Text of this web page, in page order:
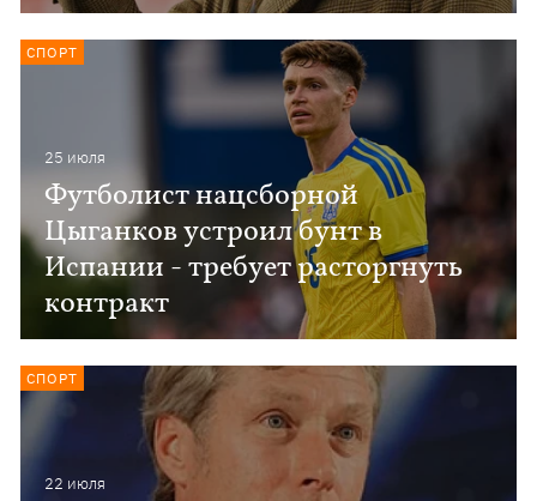
25 июля
Футболист нацсборной
Цыганков устроил бунт в
Испании - требует расторгнуть
контракт
СПОРТ
22 июля
СПОРТ